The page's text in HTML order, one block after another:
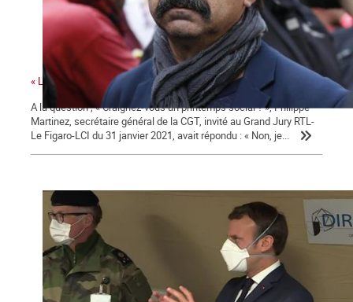
« La colère sociale est là » ...
A la question ; « Craignez-vous un printemps social ? », Philippe
Martinez, secrétaire général de la CGT, invité au Grand Jury RTL-
Le Figaro-LCI du 31 janvier 2021, avait répondu : « Non, je...